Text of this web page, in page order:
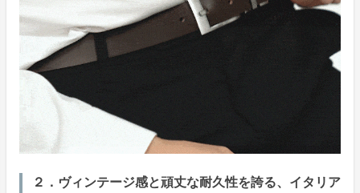
２．ヴィンテージ感と頑丈な耐久性を誇る、イタリア